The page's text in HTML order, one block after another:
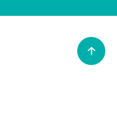
прием